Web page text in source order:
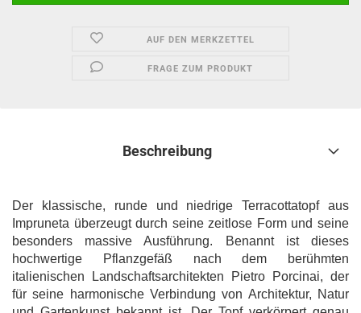
AUF DEN MERKZETTEL
FRAGE ZUM PRODUKT
Beschreibung
Der klassische, runde und niedrige Terracottatopf aus
Impruneta überzeugt durch seine zeitlose Form und seine
besonders massive Ausführung. Benannt ist dieses
hochwertige Pflanzgefäß nach dem berühmten
italienischen Landschaftsarchitekten Pietro Porcinai, der
für seine harmonische Verbindung von Architektur, Natur